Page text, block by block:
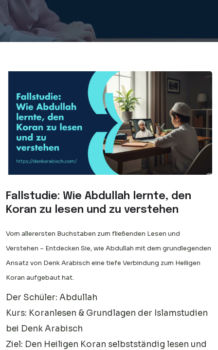
Fallstudie: Wie Abdullah lernte, den
Koran zu lesen und zu verstehen
Vom allerersten Buchstaben zum fließenden Lesen und
Verstehen – Entdecken Sie, wie Abdullah mit dem grundlegenden
Ansatz von Denk Arabisch eine tiefe Verbindung zum Heiligen
Koran aufgebaut hat.
Der Schüler: Abdullah
Kurs: Koranlesen & Grundlagen der Islamstudien
bei Denk Arabisch
Ziel: Den Heiligen Koran selbstständig lesen und